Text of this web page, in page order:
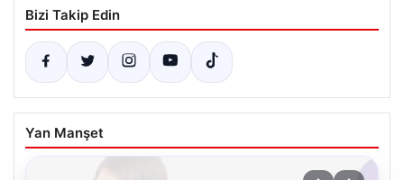
Bizi Takip Edin
Yan Manşet